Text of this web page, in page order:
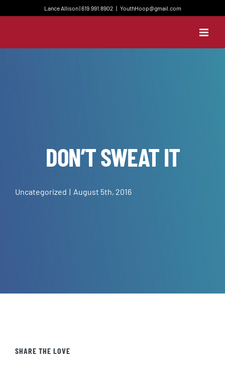
Lance Allison | 619.991.8902 | YouthHoop@gmail.com
DON’T SWEAT IT
Uncategorized | August 5th, 2016
SHARE THE LOVE